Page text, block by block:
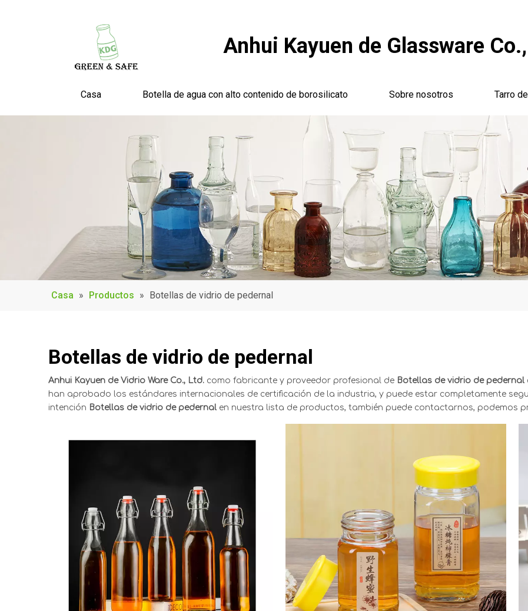
Anhui Kayuen de Glassware
Casa Botella de agua con alto contenido de borosilicato Sobre nosotros Tarro
Casa » Productos » Botellas de vidrio de pedernal
Botellas de vidrio de pedernal
Anhui Kayuen de Vidrio Ware Co., Ltd. como fabricante y proveedor profesional de Botellas de vidrio de pedernal
han aprobado los estándares internacionales de certificación de la industria, y puede estar completamente
intención Botellas de vidrio de pedernal en nuestra lista de productos, también puede contactarnos, podemos